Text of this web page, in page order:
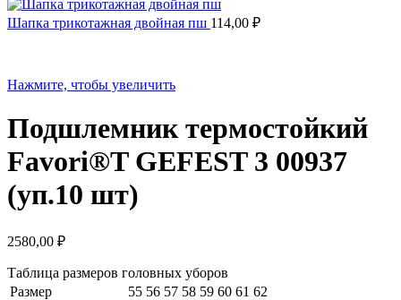
Шапка трикотажная двойная пш 114,00 ₽
Нажмите, чтобы увеличить
Подшлемник термостойкий
Favori®T GEFEST 3 00937
(уп.10 шт)
2580,00 ₽
Таблица размеров головных уборов
Размер
55 56 57 58 59 60 61 62